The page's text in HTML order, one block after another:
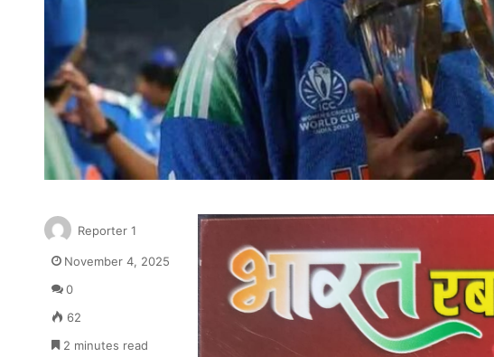
Reporter 1
November 4, 2025
0
62
2 minutes read